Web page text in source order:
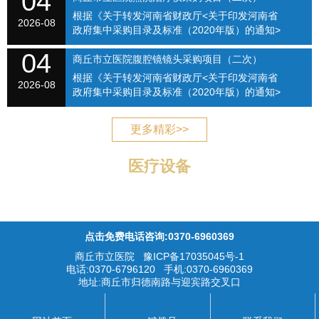
【2021】...
2026-08
（SQSLYY2026-076）
根据《关于转发河南省财政厅<关于印发河南省
政府集中采购目录及标准（2020年版）的通知>
的通知》（商财购〔2020〕1号）和《商丘市立
医院关于修订招标采购流程的通知》（商立院字
【2021】...
04
2026-08
商丘市立医院腹腔镜镜头采购项目（二次）
（SQSLYY2026-077）
根据《关于转发河南省财政厅<关于印发河南省
政府集中采购目录及标准（2020年版）的通知>
的通知》（商财购〔2020〕1号）和《商丘市立
医院关于修订招标采购流程的通知》（商立院字
更多精彩>>
医疗设备
点击免费电话咨询:0370-6960369
商丘市立医院 豫ICP备17035045号-1
电话:0370-6796120 手机:0370-6960369
地址:商丘市归德南路与迎宾路交叉口